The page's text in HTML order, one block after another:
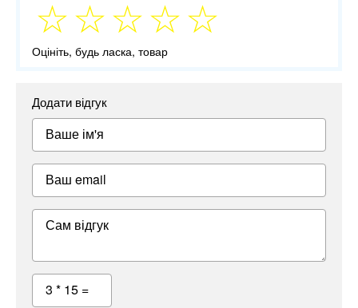
Оцініть, будь ласка, товар
Додати відгук
Ваше ім'я
Ваш email
Сам відгук
3 * 15 =